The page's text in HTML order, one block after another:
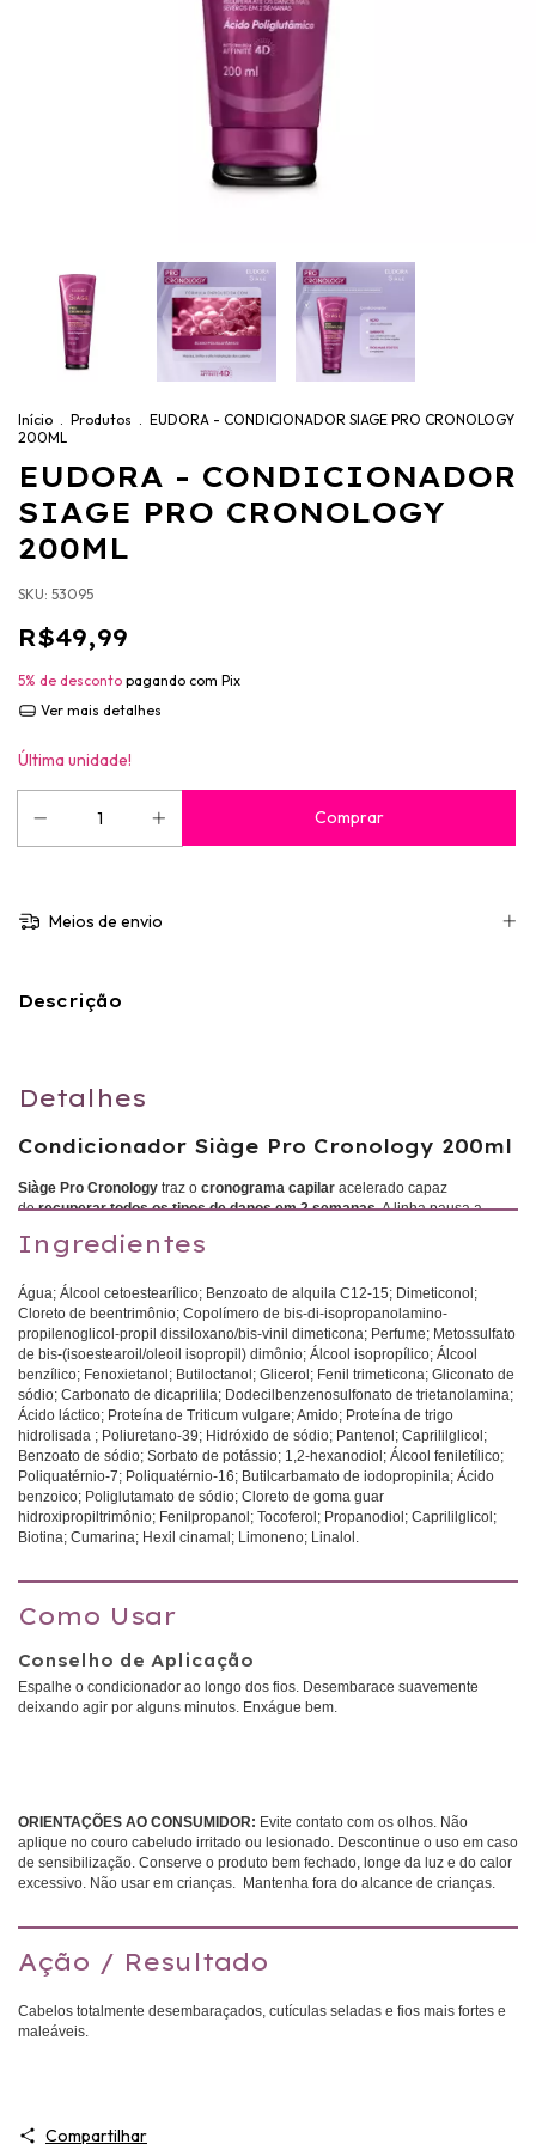
Início . Produtos . EUDORA - CONDICIONADOR SIAGE PRO CRONOLOGY
200ML
EUDORA - CONDICIONADOR
SIAGE PRO CRONOLOGY
200ML
SKU: 53095
R$49,99
5% de desconto pagando com Pix
Ver mais detalhes
Última unidade!
Meios de envio
Descrição
Detalhes
Condicionador Siàge Pro Cronology 200ml
Siàge Pro Cronology traz o cronograma capilar acelerado capaz
derecuperar todos os tipos de danos em 2 semanas. A linha pausa a
os tipos de cabelo.
Toda a linha possui fórmulas enriquecidas com Ácido Poliglutâmico:
ativo
biotecnológico que auxilia no equilíbrio da umidade natural interna e externa
dos fios,
garantindo maciez, brilho e alta hidratação dos cabelos.
OCondicionador Siàge Pro Cronologypossuiação ultra condicionante
que sela as cutículase garante que o tratamento seja mantido no fio,
deixando-os mais fortes e maleáveis.
Confira todos os benefícios deste condicionador:
-Proporciona brilho;
etapas do cronograma proporcionando
de nutrientes essenciais e umareconstruçãopoderosa que repara os
danos.
parabenos, petrolatos ou corantes.
cabe na sua rotina!
Ingredientes
Água; Álcool cetoestearílico; Benzoato de alquila C12-15; Dimeticonol;
Cloreto de beentrimônio; Copolímero de bis-di-isopropanolamino-
propilenoglicol-propil dissiloxano/bis-vinil dimeticona; Perfume; Metossulfato
de bis-(isoestearoil/oleoil isopropil) dimônio; Álcool isopropílico; Álcool
benzílico; Fenoxietanol; Butiloctanol; Glicerol; Fenil trimeticona; Gliconato de
sódio; Carbonato de dicaprilila; Dodecilbenzenosulfonato de trietanolamina;
Ácido láctico; Proteína de Triticum vulgare; Amido; Proteína de trigo
hidrolisada ; Poliuretano-39; Hidróxido de sódio; Pantenol; Caprililglicol;
Benzoato de sódio; Sorbato de potássio; 1,2-hexanodiol; Álcool feniletílico;
Poliquatérnio-7; Poliquatérnio-16; Butilcarbamato de iodopropinila; Ácido
benzoico; Poliglutamato de sódio; Cloreto de goma guar
hidroxipropiltrimônio; Fenilpropanol; Tocoferol; Propanodiol; Caprililglicol;
Biotina; Cumarina; Hexil cinamal; Limoneno; Linalol.
Como Usar
Conselho de Aplicação
Espalhe o condicionador ao longo dos fios. Desembarace suavemente
deixando agir por alguns minutos. Enxágue bem.
ORIENTAÇÕES AO CONSUMIDOR: Evite contato com os olhos. Não
aplique no couro cabeludo irritado ou lesionado. Descontinue o uso em caso
de sensibilização. Conserve o produto bem fechado, longe da luz e do calor
excessivo. Não usar em crianças. Mantenha fora do alcance de crianças.
Ação / Resultado
Cabelos totalmente desembaraçados, cutículas seladas e fios mais fortes e
maleáveis.
Compartilhar